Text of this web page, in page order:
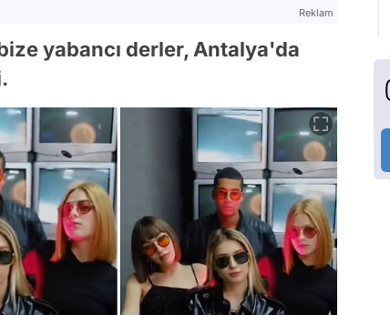
Reklam
yabancı derler, Antalya'da